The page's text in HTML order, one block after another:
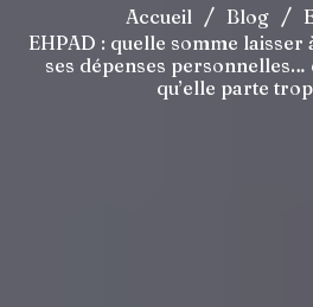
Accueil / Blog /
EHPAD : quelle somme
ses dépenses
qu’elle parte